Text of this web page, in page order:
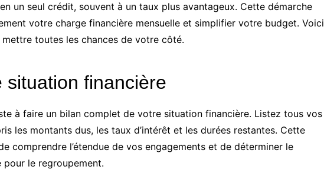
un seul crédit, souvent à un taux plus avantageux. Cette démarche
votre charge financière mensuelle et simplifier votre budget. Voici
toutes les chances de votre côté.
situation financière
à faire un bilan complet de votre situation financière. Listez tous vos
les montants dus, les taux d’intérêt et les durées restantes. Cette
comprendre l’étendue de vos engagements et de déterminer le
le regroupement.